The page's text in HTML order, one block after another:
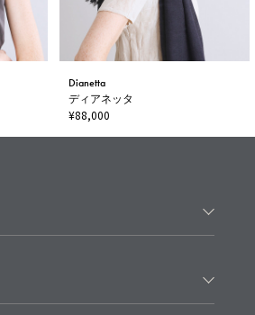
Dianetta
ディアネッタ
¥88,000